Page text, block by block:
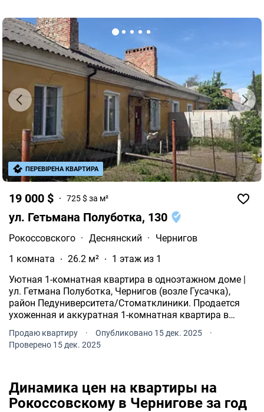
19 000 $ 725 $ за м²
ул. Гетьмана Полуботка, 130
Рокоссовского · Деснянский ·
Чернигов
1 комната
26.2 м²
1 этаж из 1
Уютная 1-комнатная квартира в одноэтажном доме |
ул. Гетмана Полуботка, Чернигов (возле Гусачка),
район Педуниверситета/Стоматклиники. Продается
ухоженная и аккуратная 1-комнатная квартира в
одноэтажном теплом доме. Есть собственный подъезд
и тамбур на две квартиры тихо, спокойно и минимум
соседей.
Продаю квартиру · Опубликовано 15 дек. 2025
·
Проверено 15 дек. 2025
ПЕРЕВІРЕНА КВАРТИРА
Динамика цен на квартиры на
Рокоссовскому в Чернигове за год